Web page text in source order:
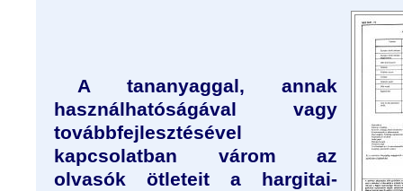
A tananyaggal, annak
használhatóságával vagy
továbbfejlesztésével
kapcsolatban várom az
olvasók ötleteit a hargitai-